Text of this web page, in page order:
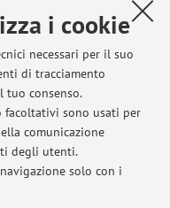
i cookie
necessari per il suo
di tracciamento
consenso.
facoltativi sono usati per
comunicazione
degli utenti.
solo con i
del sito.